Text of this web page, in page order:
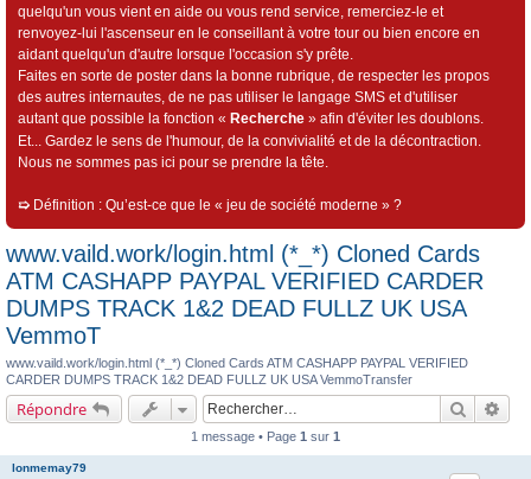
quelqu'un vous vient en aide ou vous rend service, remerciez-le et
renvoyez-lui l'ascenseur en le conseillant à votre tour ou bien encore en
aidant quelqu'un d'autre lorsque l'occasion s'y prête.
Faites en sorte de poster dans la bonne rubrique, de respecter les propos
des autres internautes, de ne pas utiliser le langage SMS et d'utiliser
autant que possible la fonction « Recherche » afin d'éviter les doublons.
Et... Gardez le sens de l'humour, de la convivialité et de la décontraction.
Nous ne sommes pas ici pour se prendre la tête.
➯ Définition : Qu’est-ce que le « jeu de société moderne » ?
www.vaild.work/login.html (*_*) Cloned Cards
ATM CASHAPP PAYPAL VERIFIED CARDER
DUMPS TRACK 1&2 DEAD FULLZ UK USA
VemmoT
www.vaild.work/login.html (*_*) Cloned Cards ATM CASHAPP PAYPAL VERIFIED
CARDER DUMPS TRACK 1&2 DEAD FULLZ UK USA VemmoTransfer
Répondre
1 message • Page 1 sur 1
lonmemay79